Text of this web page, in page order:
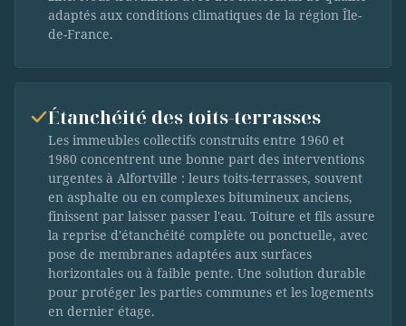
adaptés aux conditions climatiques de la région Île-
de-France.
Étanchéité des toits-terrasses
Les immeubles collectifs construits entre 1960 et
1980 concentrent une bonne part des interventions
urgentes à Alfortville : leurs toits-terrasses, souvent
en asphalte ou en complexes bitumineux anciens,
finissent par laisser passer l'eau. Toiture et fils assure
la reprise d'étanchéité complète ou ponctuelle, avec
pose de membranes adaptées aux surfaces
horizontales ou à faible pente. Une solution durable
pour protéger les parties communes et les logements
en dernier étage.